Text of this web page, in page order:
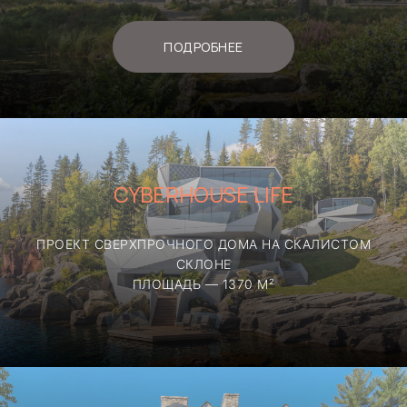
ПОДРОБНЕЕ
CYBERHOUSE LIFE
ПРОЕКТ СВЕРХПРОЧНОГО ДОМА НА СКАЛИСТОМ
СКЛОНЕ
ПЛОЩАДЬ — 1370 М²
НА ПРОЕКТИРОВАНИИ
И СТРОИТЕЛЬСТВЕ
ПРЕМИАЛЬНЫХ ДОМОВ —
ОТ КОНЦЕПЦИИ ДО РЕАЛИЗАЦИИ
«ПОД КЛЮЧ», ГАРАНТИРУЯ
БЕЗУПРЕЧНЫЙ РЕЗУЛЬТАТ
НА КАЖДОМ ЭТАПЕ.
индивидуальный подход:
современные технологии:
Работаем с монолитным
строительством — железобетонный
каркас, натуральный камень, кирпич,
авторские конструкции.